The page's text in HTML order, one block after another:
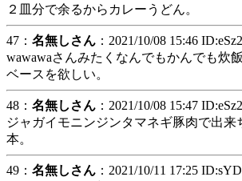
２皿分で余るからカレーうどん。
47： 名無しさん ：2021/10/08 15:46
wawawaさんみたくなんでもかんでも炊
ベースを欲しい。
48： 名無しさん ：2021/10/08 15:47
ジャガイモニンジンタマネギ豚肉で出来
本。
49： 名無しさん ：2021/10/11 17:25